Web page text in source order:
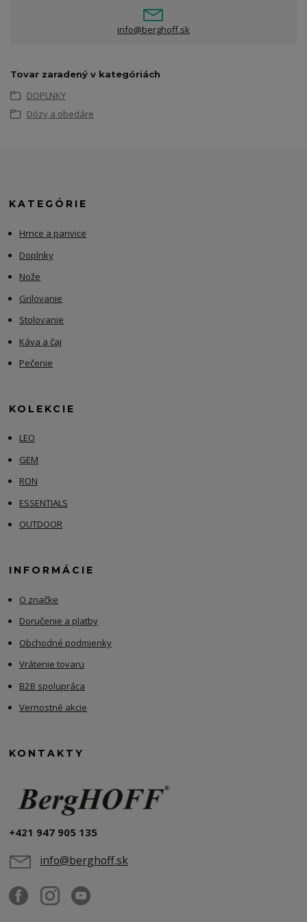
info@berghoff.sk
Tovar zaradený v kategóriách
DOPLNKY
Dózy a obedáre
KATEGÓRIE
Hrnce a panvice
Doplnky
Nože
Grilovanie
Stolovanie
Káva a čaj
Pečenie
KOLEKCIE
LEO
GEM
RON
ESSENTIALS
OUTDOOR
INFORMÁCIE
O značke
Doručenie a platby
Obchodné podmienky
Vrátenie tovaru
B2B spolupráca
Vernostné akcie
KONTAKTY
+421 947 905 135
info@berghoff.sk